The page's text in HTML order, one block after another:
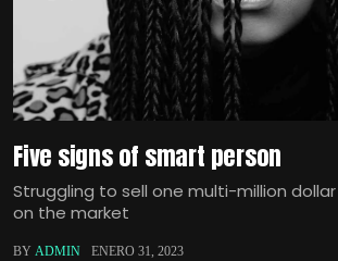
Five signs of smart person
Struggling to sell one multi-million
on the market
BY ADMIN ENERO 31, 2023